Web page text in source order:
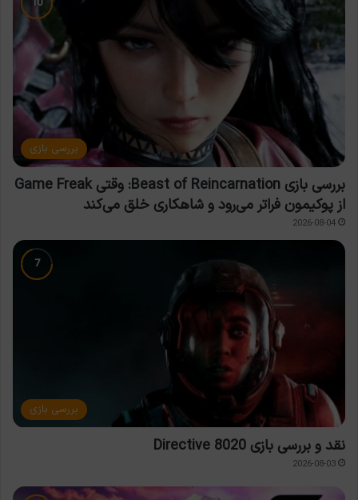
بررسی بازی
بررسی بازی Beast of Reincarnation: وقتی Game Freak
از پوکیمون فراتر می‌رود و شاهکاری خلق می‌کند
2026-08-04
بررسی بازی
نقد و بررسی بازی Directive 8020
2026-08-03